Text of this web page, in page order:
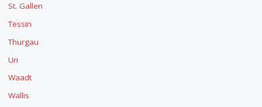
St. Gallen
Tessin
Thurgau
Uri
Waadt
Wallis